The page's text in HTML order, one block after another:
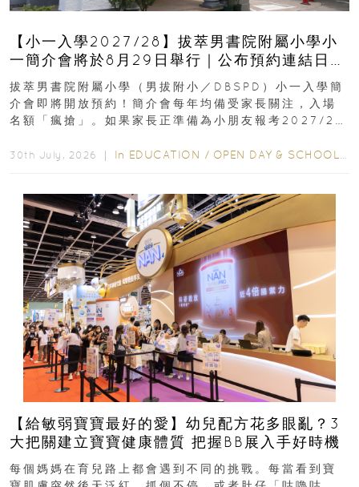
【小一入學2027/28】拔萃男書院附屬小學小
一簡介會將於8月29日舉行｜公布預約連結日期
｜更設有網上重溫
拔萃男書院附屬小學（男拔附小／DBSPD）小一入學簡
介會即將開放預約！簡介會每年均備受家長關注，入場
名額「瘋搶」。如果家長正準備為小朋友報考2027/28
30th July, 2026 ｜ In EDUCATION / OPEN DAY & SCHOOL EVENTS
【給敏弱寶寶最好的愛】幼兒配方花多眼亂？3
大把關建立寶寶健康體質 把握BB展入手好時機
每個媽媽在育兒路上都會遇到不同的挑戰。每當看到寶